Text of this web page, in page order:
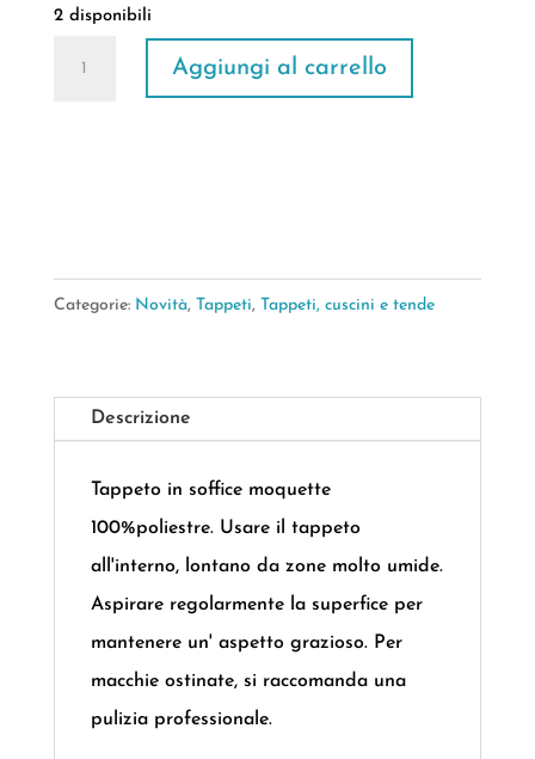
2 disponibili
Aggiungi al carrello
Categorie: Novità, Tappeti, Tappeti, cuscini e tende
Descrizione
Tappeto in soffice moquette
100%poliestre. Usare il tappeto
all'interno, lontano da zone molto umide.
Aspirare regolarmente la superfice per
mantenere un' aspetto grazioso. Per
macchie ostinate, si raccomanda una
pulizia professionale.